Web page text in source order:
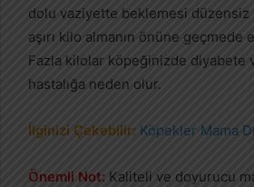
dolu vaziyette beklemesi
aşırı kilo almanın önüne geçmede
Fazla kilolar köpeğinizde diyabete
hastalığa neden olur.
İlginizi Çekebilir: Köpekler Mama
Önemli Not: Kaliteli ve doyurucu